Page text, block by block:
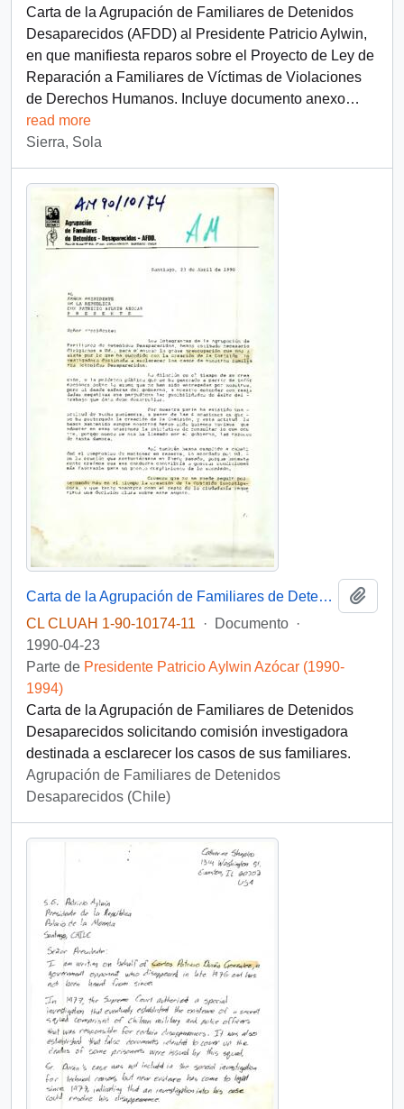
Carta de la Agrupación de Familiares de Detenidos
Desaparecidos (AFDD) al Presidente Patricio Aylwin,
en que manifiesta reparos sobre el Proyecto de Ley de
Reparación a Familiares de Víctimas de Violaciones
de Derechos Humanos. Incluye documento anexo…
read more
Sierra, Sola
Carta de la Agrupación de Familiares de Detenidos Desaparecidos dirigida al Presidente Aylwin, manifiesta preocupación por el tiempo transcurrido en la Creación de la Comisión Investigadora destinada a esclarecer los hechos ocurridos con sus familiares
CL CLUAH 1-90-10174-11
· Documento ·
1990-04-23
Parte de Presidente Patricio Aylwin Azócar (1990-
1994)
Carta de la Agrupación de Familiares de Detenidos
Desaparecidos solicitando comisión investigadora
destinada a esclarecer los casos de sus familiares.
Agrupación de Familiares de Detenidos
Desaparecidos (Chile)